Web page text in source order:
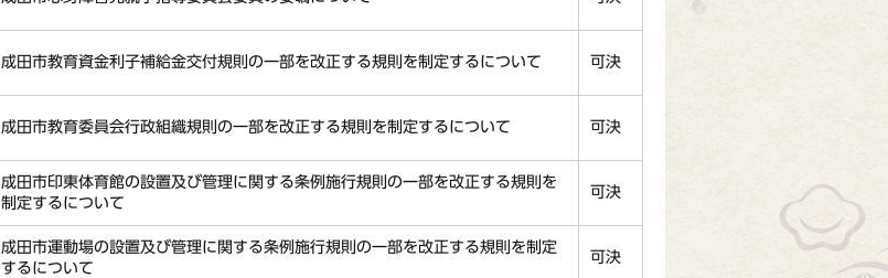
成田市教育資金利子補給金交付規則の一部を改正する規則を制定するについて 可決
成田市教育委員会行政組織規則の一部を改正する規則を制定するについて 可決
成田市印東体育館の設置及び管理に関する条例施行規則の一部を改正する規則を
制定するについて
可決
成田市運動場の設置及び管理に関する条例施行規則の一部を改正する規則を制定
するについて
可決